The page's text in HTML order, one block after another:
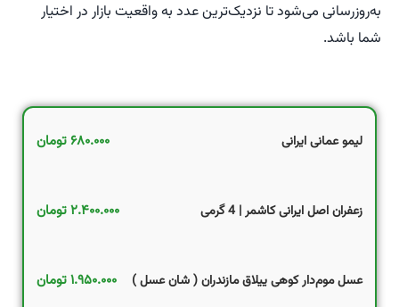
به‌روزرسانی می‌شود تا نزدیک‌ترین عدد به واقعیت بازار در اختیار
شما باشد.
لیمو عمانی ایرانی ۶۸۰.۰۰۰ تومان
زعفران اصل ایرانی کاشمر | 4 گرمی ۲.۴۰۰.۰۰۰تومان
عسل موم‌دار کوهی ییلاق مازندران ( شان عسل ) ۱.۹۵۰.۰۰۰تومان